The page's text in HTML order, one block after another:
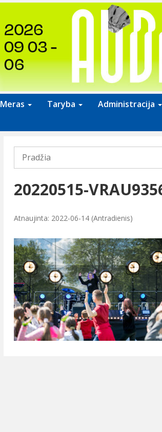
Meras Taryba Administracija
Pradžia
20220515-
Atnaujinta: 2022-06-14 (Antradienis)